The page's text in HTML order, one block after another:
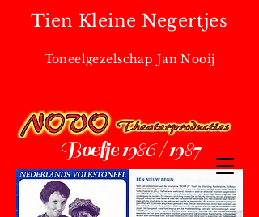
Tien Kleine Negertjes
Toneelgezelschap Jan Nooij
Boefje 1986 / 1987